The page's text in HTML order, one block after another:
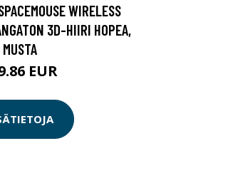
WIRELESS
3D-HIIRI HOPEA,
MUSTA
EUR